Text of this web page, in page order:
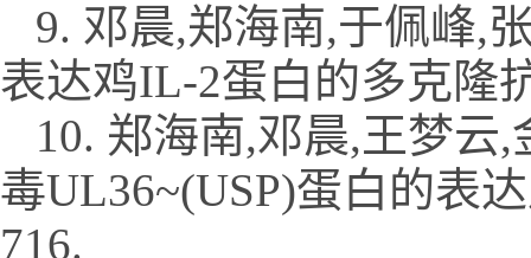
9. 邓晨,郑海南,于佩峰,
表达鸡IL-2蛋白的多克隆
10. 郑海南,邓晨,王梦云
毒UL36~(USP)蛋白的表
716.